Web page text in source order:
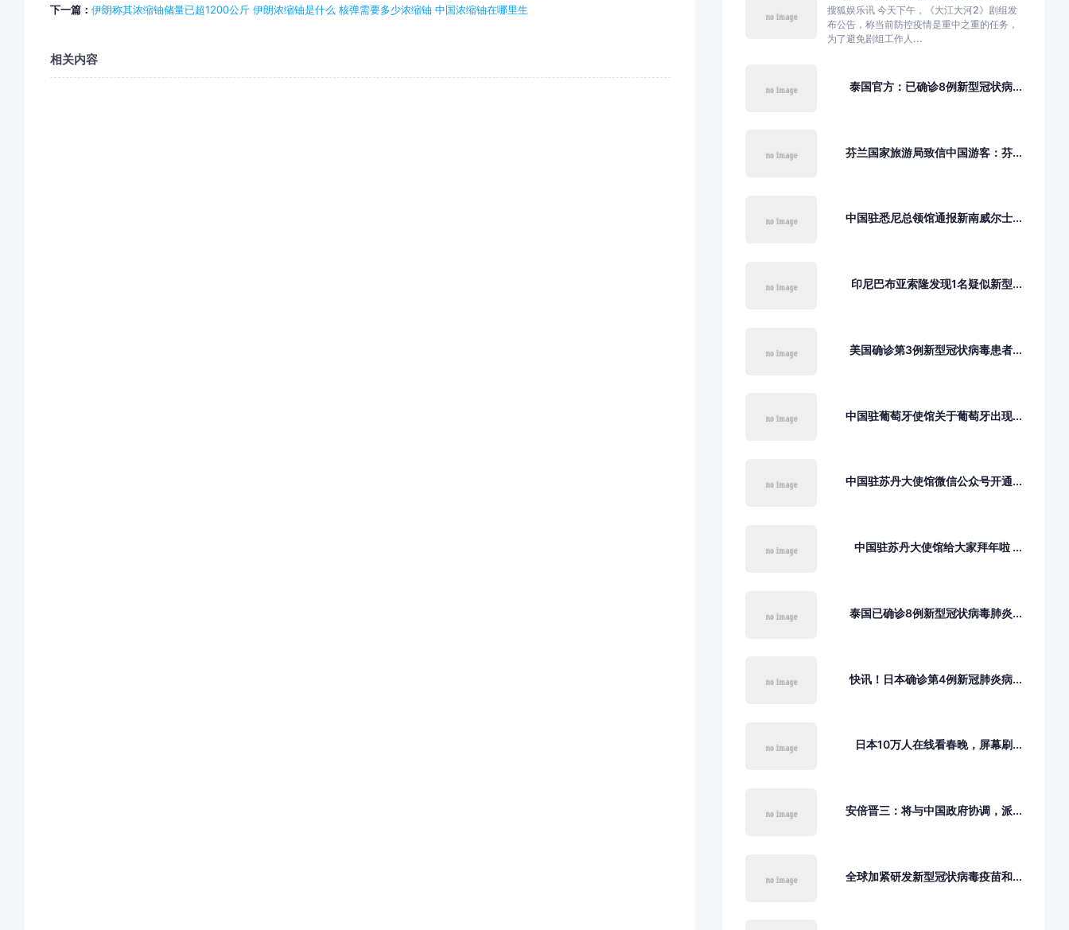
下一篇： 伊朗称其浓缩铀储量已超1200公斤 伊朗浓缩铀是什么 核弹需要多少浓缩铀 中国浓缩铀在哪里生
相关内容
搜狐娱乐讯 今天下午，《大江大河2》剧组发
布公告，称当前防控疫情是重中之重的任务，
为了避免剧组工作人...
泰国官方：已确诊8例新型冠状病...
芬兰国家旅游局致信中国游客：芬...
中国驻悉尼总领馆通报新南威尔士...
印尼巴布亚索隆发现1名疑似新型...
美国确诊第3例新型冠状病毒患者...
中国驻葡萄牙使馆关于葡萄牙出现...
中国驻苏丹大使馆微信公众号开通...
中国驻苏丹大使馆给大家拜年啦 ...
泰国已确诊8例新型冠状病毒肺炎...
快讯！日本确诊第4例新冠肺炎病...
日本10万人在线看春晚，屏幕刷...
安倍晋三：将与中国政府协调，派...
全球加紧研发新型冠状病毒疫苗和...